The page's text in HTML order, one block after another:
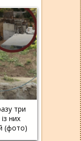
три
них
(фото)